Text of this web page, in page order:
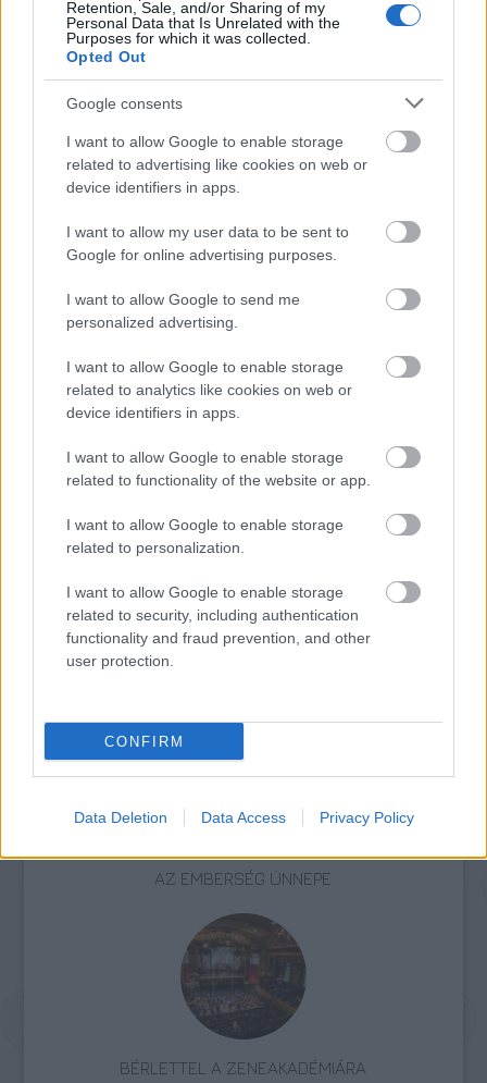
Retention, Sale, and/or Sharing of my
Personal Data that Is Unrelated with the
Purposes for which it was collected.
Opted Out
Google consents
I want to allow Google to enable storage
related to advertising like cookies on web or
device identifiers in apps.
I want to allow my user data to be sent to
Google for online advertising purposes.
I want to allow Google to send me
personalized advertising.
I want to allow Google to enable storage
related to analytics like cookies on web or
device identifiers in apps.
I want to allow Google to enable storage
related to functionality of the website or app.
I want to allow Google to enable storage
related to personalization.
I want to allow Google to enable storage
related to security, including authentication
functionality and fraud prevention, and other
user protection.
CONFIRM
Data Deletion Data Access Privacy Policy
Zoboraljai táncot táncol egy résztvevő az országos
táncháztalálkozón (MTI Fotó: Bruzák Noémi)
A hagyományos
népzenei és
néptáncgálát a húsvét miatt a találkozó első
napjáról a harmadikra helyezték át, ez a
műsor a Thália Színházban látható hétfőn
Zeneházban locsolóbál zárja a háromnapos
programot.
További információk a műsorról
Forrás: MTI
Programajánló Rendezvény Tánc
Budapesti tavaszi
fesztivál
AZ EMBERSÉG ÜNNEPE
BÉRLETTEL A ZENEAKADÉMIÁRA